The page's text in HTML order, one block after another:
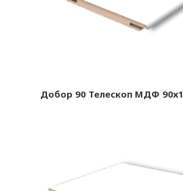
Добор 90 Телескоп МДФ